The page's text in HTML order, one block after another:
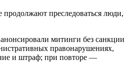
продолжают преследоваться люди,
митинги без санкции
правонарушениях,
и штраф; при повторе —